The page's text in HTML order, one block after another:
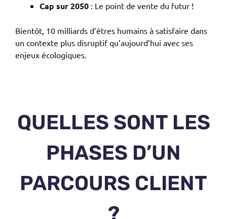
Cap sur 2050 : Le point de vente du futur !
Bientôt, 10 milliards d’êtres humains à satisfaire dans
un contexte plus disruptif qu’aujourd’hui avec ses
enjeux écologiques.
QUELLES SONT LES
PHASES D’UN
PARCOURS CLIENT
?